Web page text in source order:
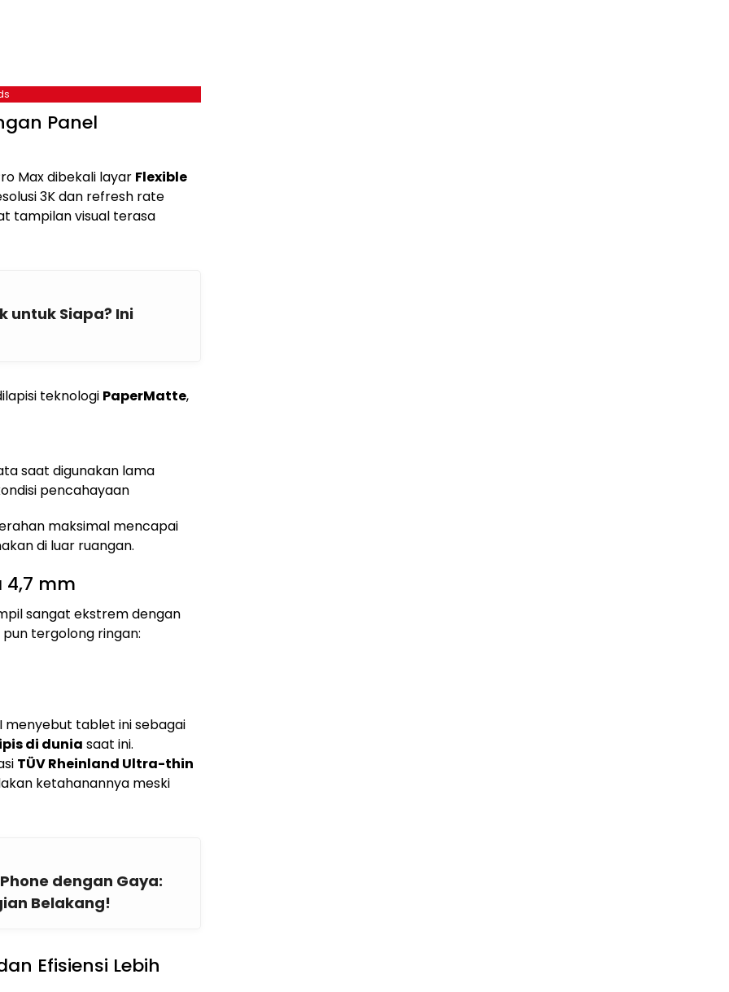
Panel
Max dibekali layar Flexible
3K dan refresh rate
tampilan visual terasa
untuk Siapa? Ini
teknologi PaperMatte,
saat digunakan lama
pencahayaan
maksimal mencapai
di luar ruangan.
4,7 mm
sangat ekstrem dengan
tergolong ringan:
menyebut tablet ini sebagai
di dunia saat ini.
TÜV Rheinland Ultra-thin
ketahanannya meski
dengan Gaya:
Belakang!
Efisiensi Lebih